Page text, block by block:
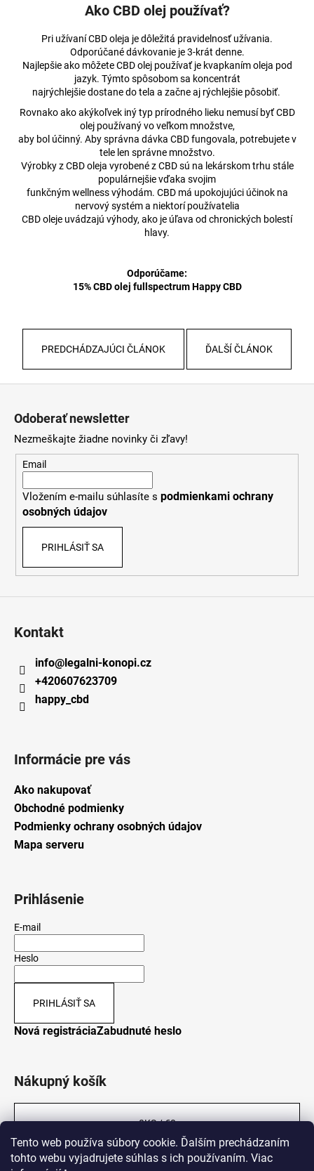
Tento web používa súbory cookie. Ďalším prechádzaním
tohto webu vyjadrujete súhlas s ich používaním. Viac
Ako CBD olej používať?
Pri užívaní CBD oleja je dôležitá pravidelnosť užívania.
Odporúčané dávkovanie je 3-krát denne.
Najlepšie ako môžete CBD olej používať je kvapkaním oleja pod
jazyk. Týmto spôsobom sa koncentrát
najrýchlejšie dostane do tela a začne aj rýchlejšie pôsobiť.
Rovnako ako akýkoľvek iný typ prírodného lieku nemusí byť CBD
olej používaný vo veľkom množstve,
aby bol účinný. Aby správna dávka CBD fungovala, potrebujete v
tele len správne množstvo.
Výrobky z CBD oleja vyrobené z CBD sú na lekárskom trhu stále
populárnejšie vďaka svojim
funkčným wellness výhodám. CBD má upokojujúci účinok na
nervový systém a niektorí používatelia
CBD oleje uvádzajú výhody, ako je úľava od chronických bolestí
hlavy.
Odporúčame:
15% CBD olej fullspectrum Happy CBD
PREDCHÁDZAJÚCI ČLÁNOK ĎALŠÍ ČLÁNOK
Odoberať newsletter
Nezmeškajte žiadne novinky či zľavy!
Email
Vložením e-mailu súhlasíte s podmienkami ochrany
osobných údajov
PRIHLÁSIŤ SA
Kontakt
info@legalni-konopi.cz
+420607623709
happy_cbd
Informácie pre vás
Ako nakupovať
Obchodné podmienky
Podmienky ochrany osobných údajov
Mapa serveru
Prihlásenie
E-mail
Heslo
PRIHLÁSIŤ SA
Nová registráciaZabudnuté heslo
Nákupný košík
0KS /€0